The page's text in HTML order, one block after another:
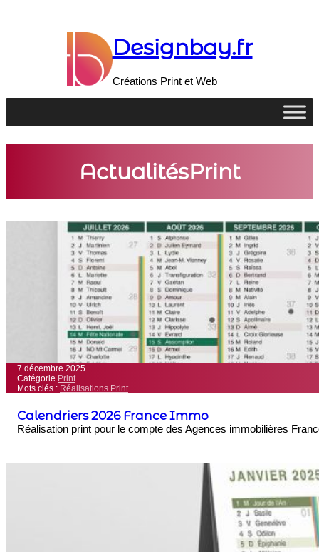
Designbay.fr
Créations Print et Web
ActualitésPrint
7 décembre 2025
Catégorie Print
Mots clés : Réalisations Print
Calendriers 2026 France Immo
Réalisation print pour le compte des Agences immobilières